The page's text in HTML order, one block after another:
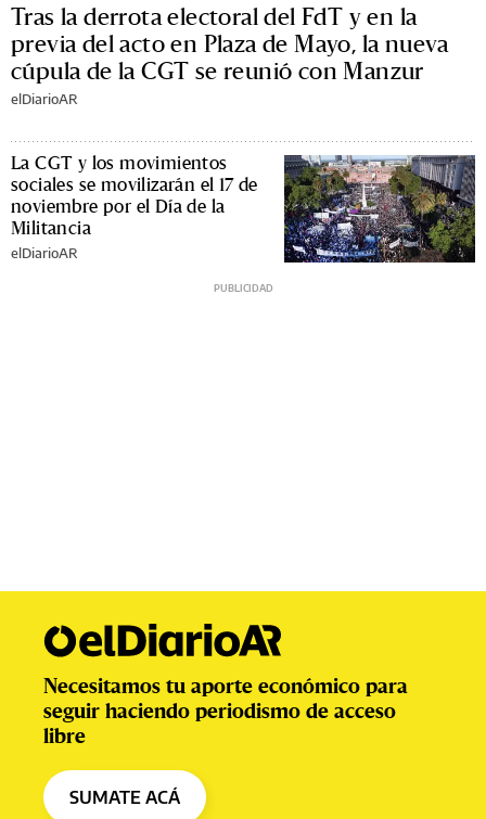
Tras la derrota electoral del FdT y en la
previa del acto en Plaza de Mayo, la nueva
cúpula de la CGT se reunió con Manzur
elDiarioAR
La CGT y los movimientos
sociales se movilizarán el 17 de
noviembre por el Día de la
Militancia
elDiarioAR
Necesitamos tu aporte económico para
seguir haciendo periodismo de acceso
libre
SUMATE ACÁ